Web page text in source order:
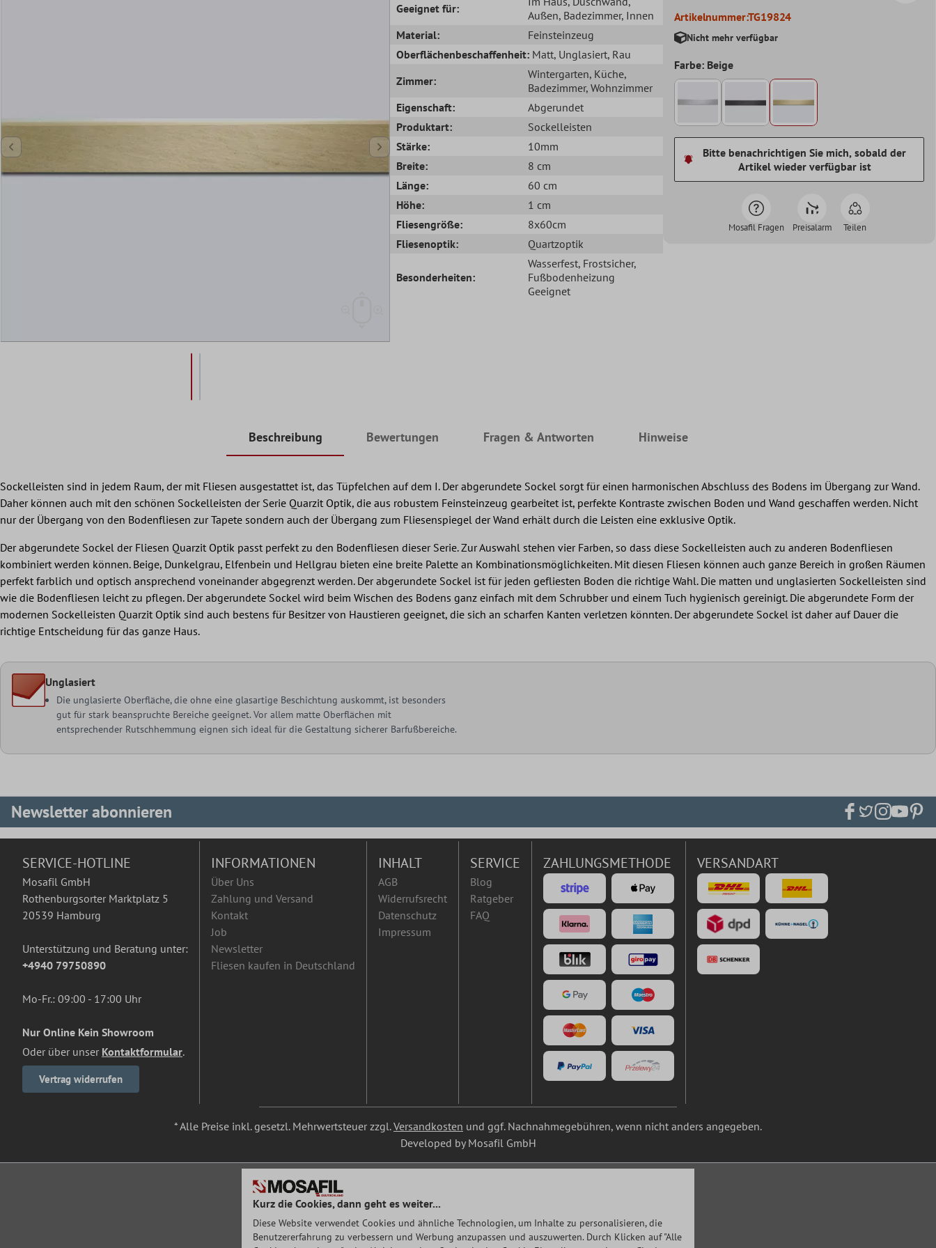
Geeignet für:
Außen, Badezimmer, Innen
Material:
Feinsteinzeug
Oberflächenbeschaffenheit: Matt, Unglasiert, Rau
Zimmer:
Wintergarten, Küche,
Badezimmer, Wohnzimmer
Eigenschaft:
Abgerundet
Produktart:
Sockelleisten
Stärke:
10mm
Breite:
8 cm
Länge:
60 cm
Höhe:
1 cm
Fliesengröße:
8x60cm
Fliesenoptik:
Quartzoptik
Besonderheiten:
Wasserfest, Frostsicher,
Fußbodenheizung
Geeignet
Artikelnummer:TG19824
Nicht mehr verfügbar
Farbe: Beige
Bitte benachrichtigen Sie mich, sobald der
Artikel wieder verfügbar ist
Mosafil Fragen Preisalarm Teilen
Beschreibung Bewertungen Fragen & Antworten Hinweise
Sockelleisten sind in jedem Raum, der mit Fliesen ausgestattet ist, das Tüpfelchen auf dem I. Der abgerundete Sockel sorgt für einen harmonischen Abschluss des Bodens im Übergang zur Wand.
Daher können auch mit den schönen Sockelleisten der Serie Quarzit Optik, die aus robustem Feinsteinzeug gearbeitet ist, perfekte Kontraste zwischen Boden und Wand geschaffen werden. Nicht
nur der Übergang von den Bodenfliesen zur Tapete sondern auch der Übergang zum Fliesenspiegel der Wand erhält durch die Leisten eine exklusive Optik.
Der abgerundete Sockel der Fliesen Quarzit Optik passt perfekt zu den Bodenfliesen dieser Serie. Zur Auswahl stehen vier Farben, so dass diese Sockelleisten auch zu anderen Bodenfliesen
kombiniert werden können. Beige, Dunkelgrau, Elfenbein und Hellgrau bieten eine breite Palette an Kombinationsmöglichkeiten. Mit diesen Fliesen können auch ganze Bereich in großen Räumen
perfekt farblich und optisch ansprechend voneinander abgegrenzt werden. Der abgerundete Sockel ist für jeden gefliesten Boden die richtige Wahl. Die matten und unglasierten Sockelleisten sind
wie die Bodenfliesen leicht zu pflegen. Der abgerundete Sockel wird beim Wischen des Bodens ganz einfach mit dem Schrubber und einem Tuch hygienisch gereinigt. Die abgerundete Form der
modernen Sockelleisten Quarzit Optik sind auch bestens für Besitzer von Haustieren geeignet, die sich an scharfen Kanten verletzen könnten. Der abgerundete Sockel ist daher auf Dauer die
richtige Entscheidung für das ganze Haus.
Unglasiert
Die unglasierte Oberfläche, die ohne eine glasartige Beschichtung auskommt, ist besonders
gut für stark beanspruchte Bereiche geeignet. Vor allem matte Oberflächen mit
entsprechender Rutschhemmung eignen sich ideal für die Gestaltung sicherer Barfußbereiche.
Newsletter abonnieren
SERVICE-HOTLINE
Mosafil GmbH
Rothenburgsorter Marktplatz 5
20539 Hamburg
Unterstützung und Beratung unter:
+4940 79750890
Mo-Fr.: 09:00 - 17:00 Uhr
Nur Online Kein Showroom
Oder über unser Kontaktformular.
Vertrag widerrufen
INFORMATIONEN
Über Uns
Zahlung und Versand
Kontakt
Job
Newsletter
Fliesen kaufen in Deutschland
INHALT
AGB
Widerrufsrecht
Datenschutz
Impressum
SERVICE
Blog
Ratgeber
FAQ
ZAHLUNGSMETHODE VERSANDART
* Alle Preise inkl. gesetzl. Mehrwertsteuer zzgl.Versandkosten und ggf. Nachnahmegebühren, wenn nicht anders angegeben.
Developed by Mosafil GmbH
Kurz die Cookies, dann geht es weiter...
Diese Website verwendet Cookies und ähnliche Technologien, um Inhalte zu personalisieren, die
Benutzererfahrung zu verbessern und Werbung anzupassen und auszuwerten. Durch Klicken auf "Alle